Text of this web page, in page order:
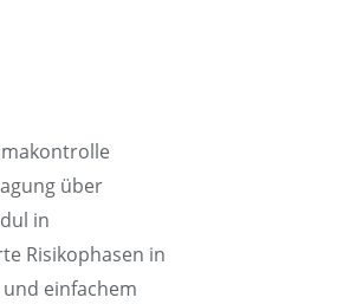
über
in
Risikophasen in
einfachem